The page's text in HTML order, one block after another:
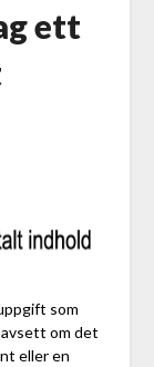
ett
som
om det
eller en